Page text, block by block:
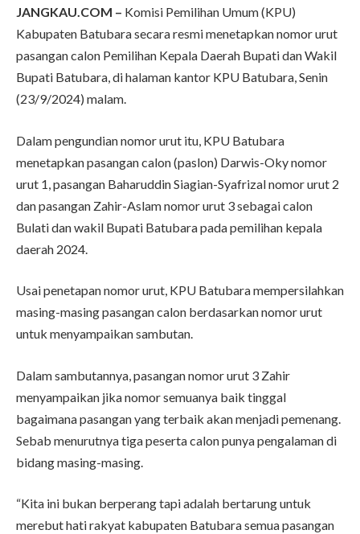
JANGKAU.COM – Komisi Pemilihan Umum (KPU)
Kabupaten Batubara secara resmi menetapkan nomor urut
pasangan calon Pemilihan Kepala Daerah Bupati dan Wakil
Bupati Batubara, di halaman kantor KPU Batubara, Senin
(23/9/2024) malam.
Dalam pengundian nomor urut itu, KPU Batubara
menetapkan pasangan calon (paslon) Darwis-Oky nomor
urut 1, pasangan Baharuddin Siagian-Syafrizal nomor urut 2
dan pasangan Zahir-Aslam nomor urut 3 sebagai calon
Bulati dan wakil Bupati Batubara pada pemilihan kepala
daerah 2024.
Usai penetapan nomor urut, KPU Batubara mempersilahkan
masing-masing pasangan calon berdasarkan nomor urut
untuk menyampaikan sambutan.
Dalam sambutannya, pasangan nomor urut 3 Zahir
menyampaikan jika nomor semuanya baik tinggal
bagaimana pasangan yang terbaik akan menjadi pemenang.
Sebab menurutnya tiga peserta calon punya pengalaman di
bidang masing-masing.
“Kita ini bukan berperang tapi adalah bertarung untuk
merebut hati rakyat kabupaten Batubara semua pasangan